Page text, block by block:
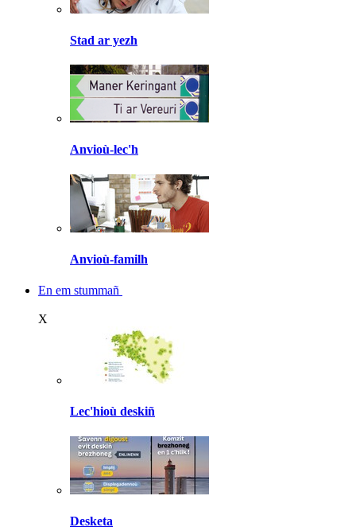
Stad ar yezh
Anvioù-lec'h
Anvioù-familh
En em stummañ
X
Lec'hioù deskiñ
Desketa